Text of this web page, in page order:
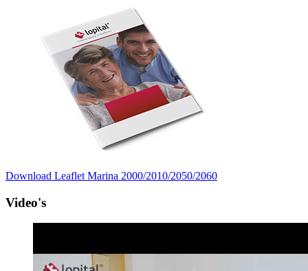
Download Leaflet Marina 2000/2010/2050/2060
Video's